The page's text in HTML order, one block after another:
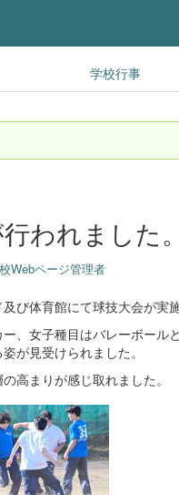
学校行事
われました。
Webページ管理者
び体育館にて球技大会が実施
、女子種目はバレーボール
が見受けられました。
高まりが感じ取れました。